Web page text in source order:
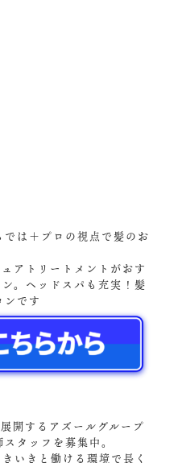
は＋プロの視点で髪のお
アトリートメントがおす
。ヘッドスパも充実！髪
です
開するアズールグループ
タッフを募集中。
いきと働ける環境で長く